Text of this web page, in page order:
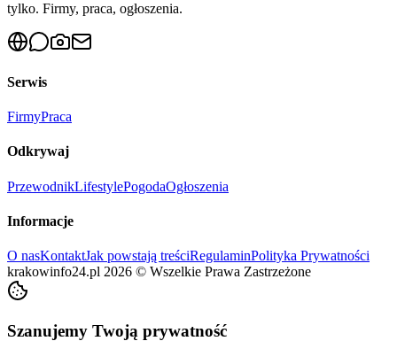
tylko. Firmy, praca, ogłoszenia.
Serwis
FirmyPraca
Odkrywaj
PrzewodnikLifestylePogodaOgłoszenia
Informacje
O nasKontaktJak powstają treściRegulaminPolityka Prywatności
krakowinfo24.pl 2026 © Wszelkie Prawa Zastrzeżone
Szanujemy Twoją prywatność